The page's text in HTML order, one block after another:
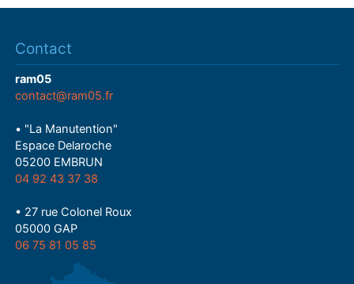
Contact
ram05
contact@ram05.fr
• "La Manutention"
Espace Delaroche
05200 EMBRUN
04 92 43 37 38
• 27 rue Colonel Roux
05000 GAP
06 75 81 05 85